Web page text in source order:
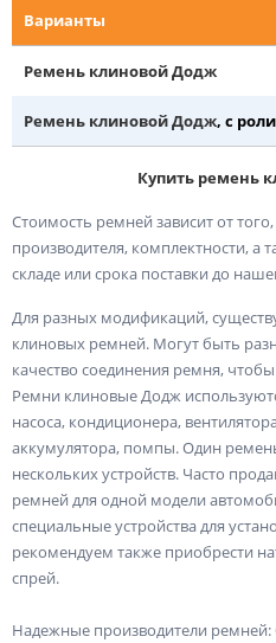
Варианты
Ремень клиновой Додж
Ремень клиновой Додж, с
Купить ремень
Стоимость ремней зависит от
производителя, комплектности, а
складе или срока поставки до
Для разных модификаций,
клиновых ремней. Могут быть
качество соединения ремня,
Ремни клиновые Додж
насоса, кондиционера,
аккумулятора, помпы. Один
нескольких устройств. Часто
ремней для одной модели
специальные устройства для
рекомендуем также приобрести
спрей.
Надежные производители ремней: